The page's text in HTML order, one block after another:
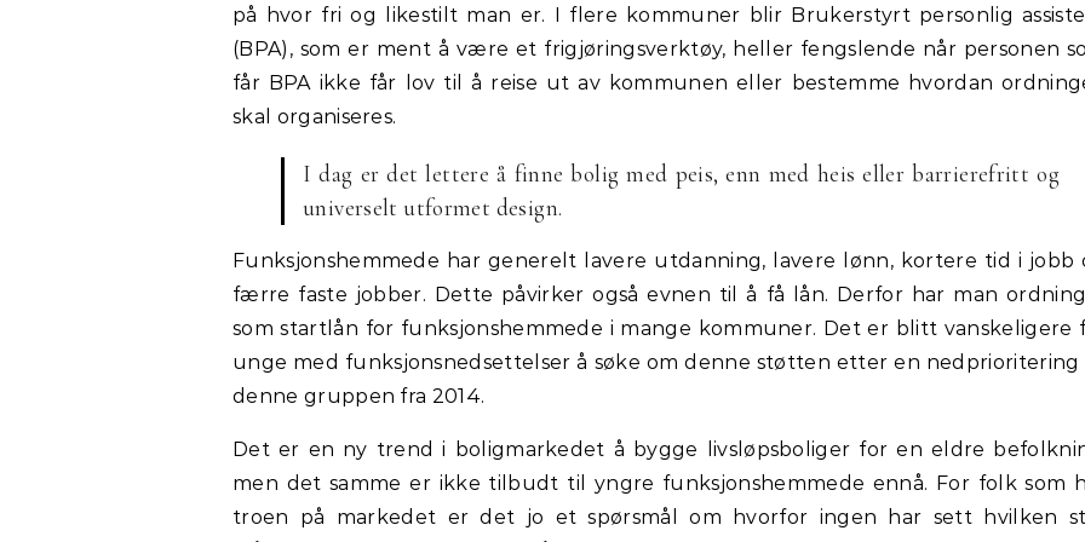
på hvor fri og likestilt man er. I flere kommuner blir Brukerstyrt personlig
(BPA), som er ment å være et frigjøringsverktøy, heller fengslende når personen
får BPA ikke får lov til å reise ut av kommunen eller bestemme hvordan
skal organiseres.
I dag er det lettere å finne bolig med peis, enn med heis eller barrierefritt og
universelt utformet design.
Funksjonshemmede har generelt lavere utdanning, lavere lønn, kortere tid i jobb
færre faste jobber. Dette påvirker også evnen til å få lån. Derfor har man
som startlån for funksjonshemmede i mange kommuner. Det er blitt vanskeligere
unge med funksjonsnedsettelser å søke om denne støtten etter en nedprioritering
denne gruppen fra 2014.
Det er en ny trend i boligmarkedet å bygge livsløpsboliger for en eldre
men det samme er ikke tilbudt til yngre funksjonshemmede ennå. For folk som
troen på markedet er det jo et spørsmål om hvorfor ingen har sett hvilken